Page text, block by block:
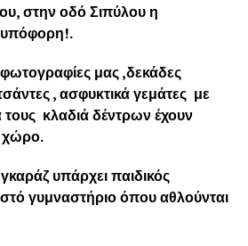
στην οδό Σιπύλου η
μας ,δεκάδες
, ασφυκτικά γεμάτες με
τους κλαδιά δέντρων έχουν
χώρο.
υπάρχει παιδικός
γυμναστήριο όπου αθλούνται